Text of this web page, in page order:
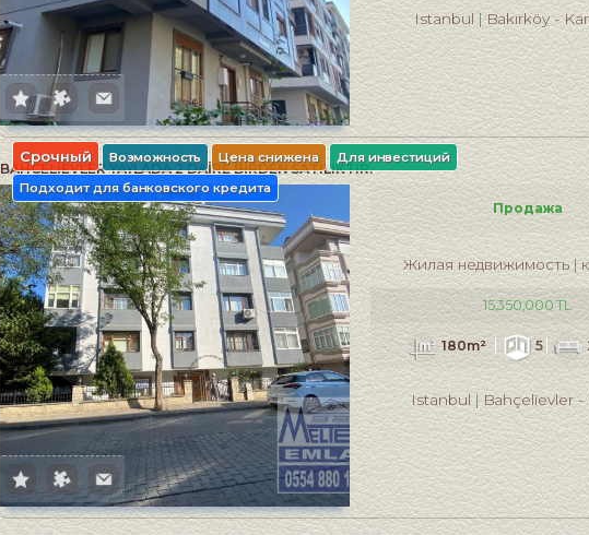
Istanbul Bakırköy-
BAHÇELİEVLER YAYLADA 2 DAİRE BİRDEN SATILIKTIR.
Срочный Возможность Цена снижена
Для инвестиций
Подходит для банковского кредита
Продажа
Жилая недвижимость
15,350,000 TL
180m² 5
Istanbul Bahçelievler-